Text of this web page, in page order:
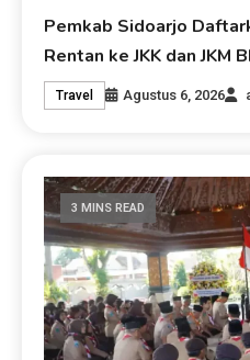
Pemkab Sidoarjo
Rentan ke JKK dan JKM
Travel Agustus 6, 2026
3 MINS READ